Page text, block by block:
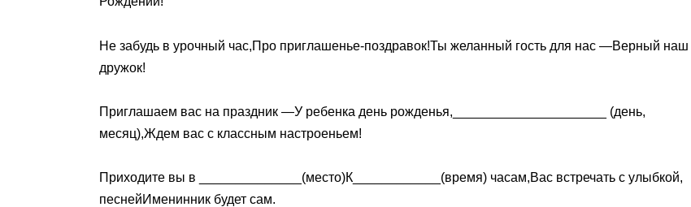
Не забудь в урочный час,Про приглашенье-поздравок!Ты желанный гость для нас —Верный наш
дружок!
Приглашаем вас на праздник —У ребенка день рожденья,_____________________ (день,
месяц),Ждем вас с классным настроеньем!
Приходите вы в ______________(место)К____________(время) часам,Вас встречать с улыбкой,
песнейИменинник будет сам.